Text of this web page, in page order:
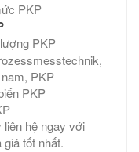
PKP
PKP
PKP
PKP
hệ ngay với
tốt nhất.